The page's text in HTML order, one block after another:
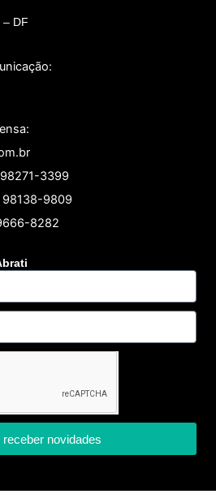
– DF
3399
98138-9809
8282
receber novidades